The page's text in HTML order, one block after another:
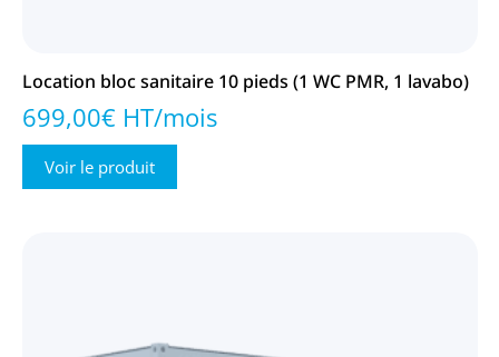
Location bloc sanitaire 10 pieds (1 WC PMR, 1 lavabo)
699,00€ HT/mois
Voir le produit